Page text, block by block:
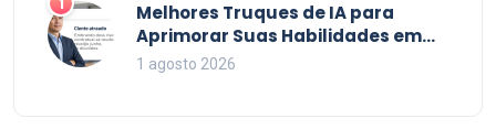
Melhores Truques de IA para
Aprimorar Suas Habilidades em
2026
1 agosto 2026